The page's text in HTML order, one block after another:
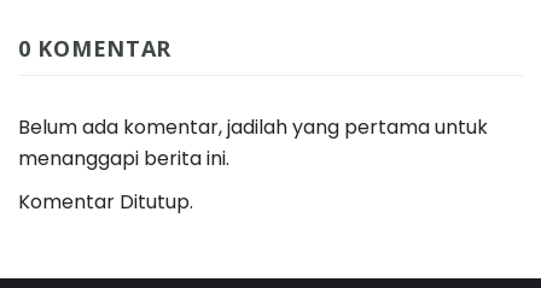
0 KOMENTAR
Belum ada komentar, jadilah yang pertama untuk
menanggapi berita ini.
Komentar Ditutup.